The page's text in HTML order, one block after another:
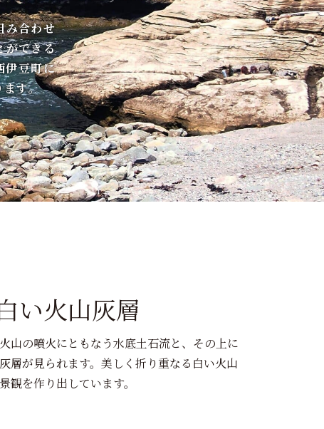
み合わせ
ができる
伊豆町に
ます。
い火山灰層
山の噴火にともなう水底土石流と、その上に
層が見られます。美しく折り重なる白い火山
観を作り出しています。